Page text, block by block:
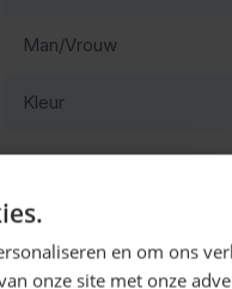
Man/Vrouw
Kleur
en om ons
onze site met onze
5%